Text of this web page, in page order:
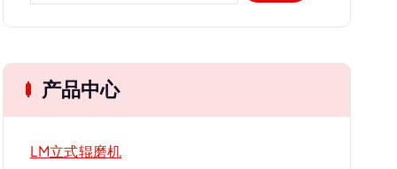
产品中心
LM立式辊磨机